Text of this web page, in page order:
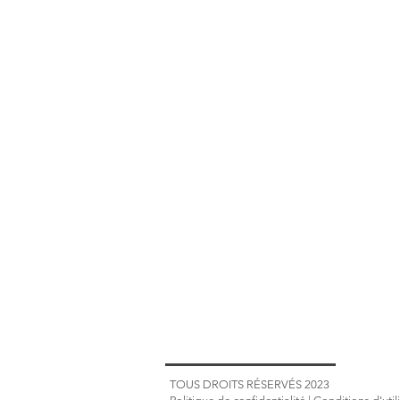
TOUS DROITS RÉSERVÉS 2023